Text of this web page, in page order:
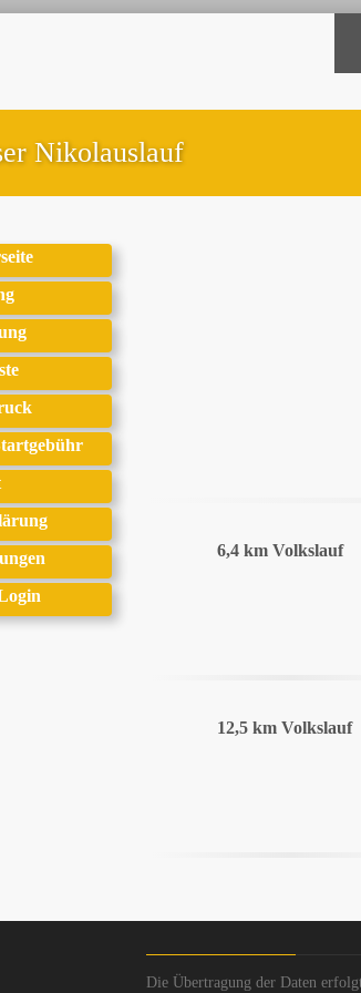
Nikolauslauf
6,4 km Volkslauf
12,5 km Volkslauf
Die Übertragung der Daten